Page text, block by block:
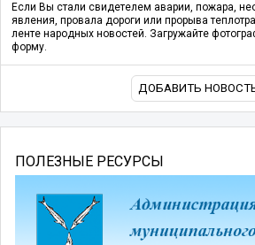
Если Вы стали свидетелем аварии, пожара,
явления, провала дороги или прорыва
ленте народных новостей. Загружайте
форму.
ДОБАВИТЬ
ПОЛЕЗНЫЕ РЕСУРСЫ